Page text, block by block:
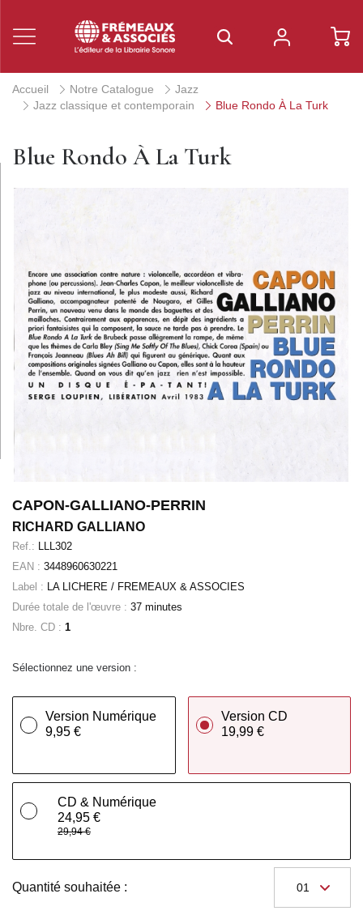
Accueil Notre Catalogue
Jazz
Jazz classique et contemporain
Blue Rondo À La Turk
Blue Rondo À La Turk
CAPON-GALLIANO-PERRIN
RICHARD GALLIANO
Ref.: LLL302
EAN : 3448960630221
Label : LA LICHERE / FREMEAUX & ASSOCIES
Durée totale de l'œuvre : 37 minutes
Nbre. CD : 1
Sélectionnez une version :
Version Numérique
9,95 €
Version CD
19,99 €
CD & Numérique
24,95 €
29,94 €
Quantité souhaitée :